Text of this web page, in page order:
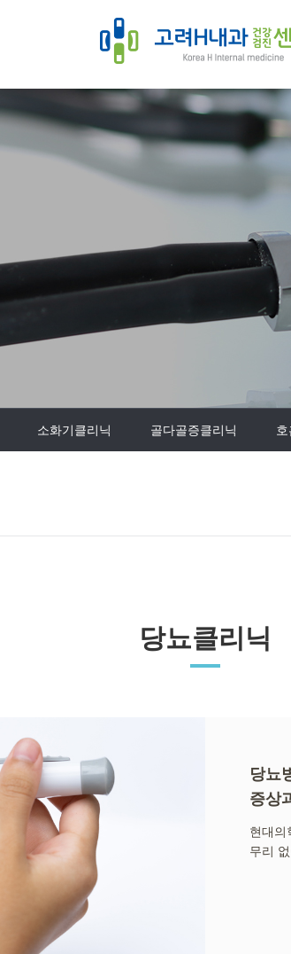
암검진, 생애전환기, 검진, 내과, 위내시경, 대장내
과 암 발생이 꾸준히 증가하고 있습니다. 그러
개인별 맞춤 검진 프로그램을 제공하는 소화
있었고, 이러한 여러분의 마음에 최상의 진료로
겠습니다.
진, 기업검진, 채용검진
만, 예방접종, 영양수액 등
am 8:00 ~ pm 2:00, 평일 점심시간 pm 1:00 ~ pm
소화기클리닉 골다골증클리닉
당뇨클리닉
당뇨
증상
현대의
무리